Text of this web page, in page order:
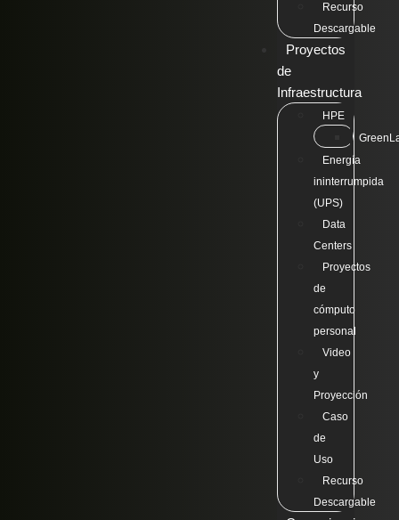
Recurso
Descargable
Proyectos
de
Infraestructura
HPE
Energía
ininterrumpida
(UPS)
Data
Centers
Proyectos
de
cómputo
personal
Video
y
Proyección
Caso
de
Uso
Recurso
Descargable